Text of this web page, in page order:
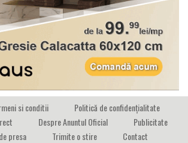
si conditii
Politică de confidențialitate
Despre Anuntul Oficial
Publicitate
presa
Trimite o stire Contact